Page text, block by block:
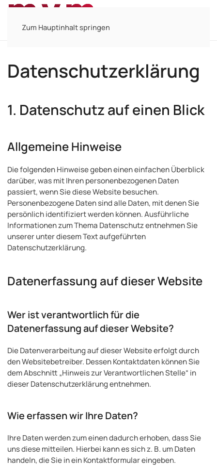
Zum Hauptinhalt springen
Datenschutz­erklärung
1. Datenschutz auf einen Blick
Allgemeine Hinweise
Die folgenden Hinweise geben einen einfachen Überblick
darüber, was mit Ihren personenbezogenen Daten
passiert, wenn Sie diese Website besuchen.
Personenbezogene Daten sind alle Daten, mit denen Sie
persönlich identifiziert werden können. Ausführliche
Informationen zum Thema Datenschutz entnehmen Sie
unserer unter diesem Text aufgeführten
Datenschutzerklärung.
Datenerfassung auf dieser Website
Wer ist verantwortlich für die
Datenerfassung auf dieser Website?
Die Datenverarbeitung auf dieser Website erfolgt durch
den Websitebetreiber. Dessen Kontaktdaten können Sie
dem Abschnitt „Hinweis zur Verantwortlichen Stelle“ in
dieser Datenschutzerklärung entnehmen.
Wie erfassen wir Ihre Daten?
Ihre Daten werden zum einen dadurch erhoben, dass Sie
uns diese mitteilen. Hierbei kann es sich z. B. um Daten
handeln, die Sie in ein Kontaktformular eingeben.